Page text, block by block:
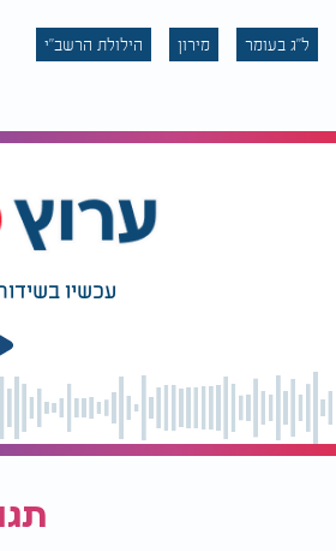
ל"ג בעומר מירון הילולת הרשב"י
עכשיו